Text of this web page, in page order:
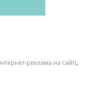
інтернет-реклама на сайті,